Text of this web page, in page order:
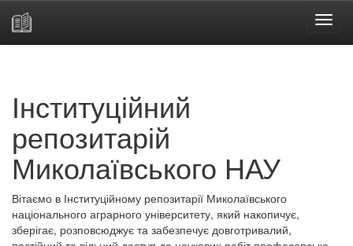
Інституційний
репозитарій
Миколаївського НАУ
Вітаємо в Інституційному репозитарії Миколаївського
національного аграрного університету, який накопичує,
зберігає, розповсюджує та забезпечує довготривалий,